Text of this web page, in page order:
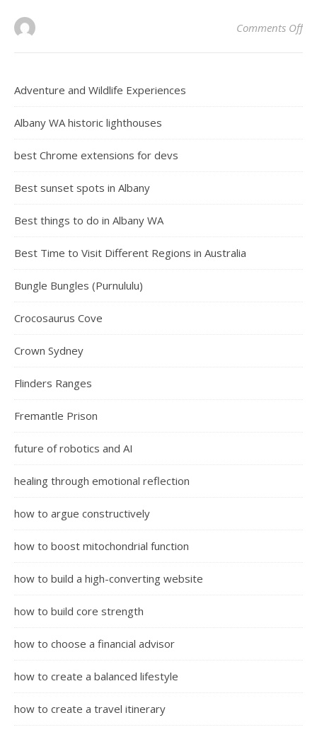
Comments Offon
Adventure and Wildlife Experiences
Albany WA historic lighthouses
best Chrome extensions for devs
Best sunset spots in Albany
Best things to do in Albany WA
Best Time to Visit Different Regions in Australia
Bungle Bungles (Purnululu)
Crocosaurus Cove
Crown Sydney
Flinders Ranges
Fremantle Prison
future of robotics and AI
healing through emotional reflection
how to argue constructively
how to boost mitochondrial function
how to build a high-converting website
how to build core strength
how to choose a financial advisor
how to create a balanced lifestyle
how to create a travel itinerary